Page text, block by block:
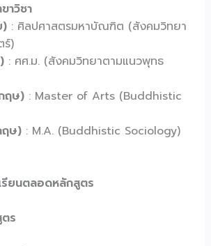
าวิชา
): ศิลปศาสตรมหาบัณฑิต (สังคมวิทยา
ร์)
: ศศ.ม. (สังคมวิทยาตามแนวพุทธ
ฤษ): Master of Arts (Buddhistic
ษ): M.A. (Buddhistic Sociology)
รียนตลอดหลักสูตร
ร